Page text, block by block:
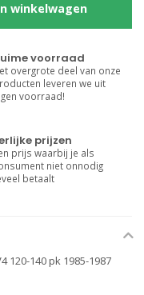
winkelwagen
voorraad
overgrote deel van onze
leveren we uit
voorraad!
prijzen
prijs waarbij je als
niet onnodig
betaalt
120-140 pk 1985-1987